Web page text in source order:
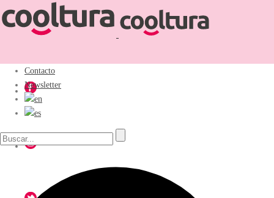
Contacto
Newsletter